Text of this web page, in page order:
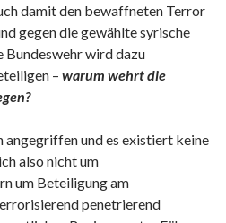
damit den bewaffneten Terror
gegen die gewählte syrische
Bundeswehr wird dazu
– warum wehrt die
angegriffen und es existiert keine
also nicht um
um Beteiligung am
penetrierend